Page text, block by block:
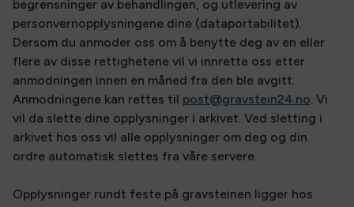
begrensninger av behandlingen, og utlevering av
personvernopplysningene dine (dataportabilitet).
Dersom du anmoder oss om å benytte deg av en eller
flere av disse rettighetene vil vi innrette oss etter
anmodningen innen en måned fra den ble avgitt.
Anmodningene kan rettes til post@gravstein24.no. Vi
vil da slette dine opplysninger i arkivet. Ved sletting i
arkivet hos oss vil alle opplysninger om deg og din
ordre automatisk slettes fra våre servere.
Opplysninger rundt feste på gravsteinen ligger hos